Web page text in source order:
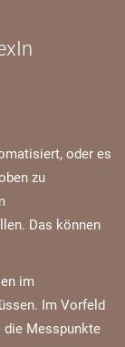
oder es
zu
Das können
im
Im Vorfeld
die Messpunkte